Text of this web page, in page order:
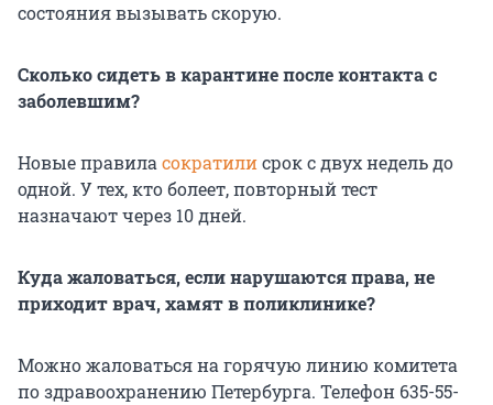
состояния вызывать скорую.
Сколько сидеть в карантине после контакта с
заболевшим?
Новые правиласократилисрок с двух недель до
одной. У тех, кто болеет, повторный тест
назначают через 10 дней.
Куда жаловаться, если нарушаются права, не
приходит врач, хамят в поликлинике?
Можно жаловаться на горячую линию комитета
по здравоохранению Петербурга. Телефон 635-55-